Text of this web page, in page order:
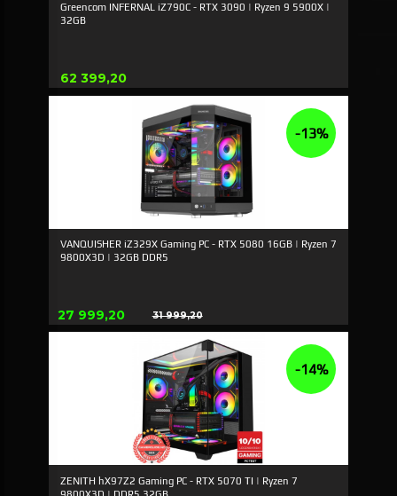
Greencom INFERNAL iZ790C - RTX 3090 | Ryzen 9 5900X |
32GB
Pris
62 399,20
VANQUISHER iZ329X Gaming PC - RTX 5080 16GB | Ryzen 7
9800X3D | 32GB DDR5
Erbjudande
27 999,20 31 999,20
Rabatt
-13%
ZENITH hX97Z2 Gaming PC - RTX 5070 TI | Ryzen 7
-14%